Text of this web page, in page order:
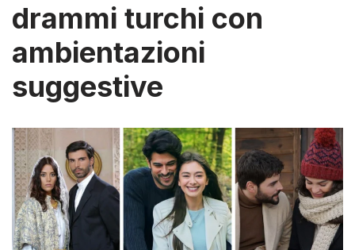
drammi turchi con
ambientazioni
suggestive